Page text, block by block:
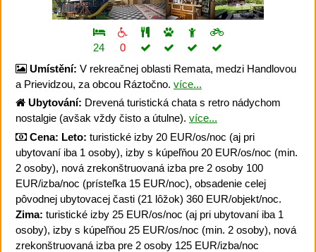
24
0
Umístění: V rekreačnej oblasti Remata, medzi Handlovou
a Prievidzou, za obcou Ráztočno. více...
Ubytování: Drevená turistická chata s retro nádychom
nostalgie (avšak vždy čisto a útulne). více...
Cena: Leto: turistické izby 20 EUR/os/noc (aj pri
ubytovaní iba 1 osoby), izby s kúpeľňou 20 EUR/os/noc (min.
2 osoby), nová zrekonštruovaná izba pre 2 osoby 100
EUR/izba/noc (prísteľka 15 EUR/noc), obsadenie celej
pôvodnej ubytovacej časti (21 lôžok) 360 EUR/objekt/noc.
Zima: turistické izby 25 EUR/os/noc (aj pri ubytovaní iba 1
osoby), izby s kúpeľňou 25 EUR/os/noc (min. 2 osoby), nová
zrekonštruovaná izba pre 2 osoby 125 EUR/izba/noc